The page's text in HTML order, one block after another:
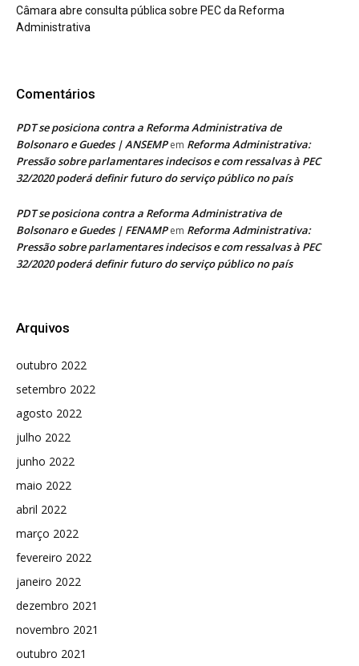
Câmara abre consulta pública sobre PEC da Reforma
Administrativa
Comentários
PDT se posiciona contra a Reforma Administrativa de
Bolsonaro e Guedes | ANSEMPem Reforma Administrativa:
Pressão sobre parlamentares indecisos e com ressalvas à PEC
32/2020 poderá definir futuro do serviço público no país
PDT se posiciona contra a Reforma Administrativa de
Bolsonaro e Guedes | FENAMPem Reforma Administrativa:
Pressão sobre parlamentares indecisos e com ressalvas à PEC
32/2020 poderá definir futuro do serviço público no país
Arquivos
outubro 2022
setembro 2022
agosto 2022
julho 2022
junho 2022
maio 2022
abril 2022
março 2022
fevereiro 2022
janeiro 2022
dezembro 2021
novembro 2021
outubro 2021